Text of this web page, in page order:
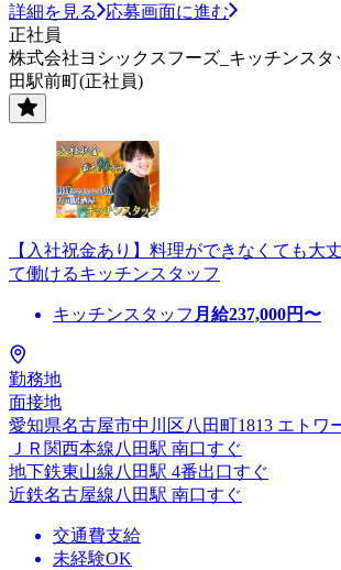
詳細を見る
応募画面に進む
正社員
株式会社ヨシックスフーズ_キッチンスタ
田駅前町(正社員)
【入社祝金あり】料理ができなくても大
て働けるキッチンスタッフ
キッチンスタッフ 月給237,000円〜
勤務地
面接地
愛知県名古屋市中川区八田町1813 エトワ
ＪＲ関西本線八田駅 南口すぐ
地下鉄東山線八田駅 4番出口すぐ
近鉄名古屋線八田駅 南口すぐ
交通費支給
未経験OK